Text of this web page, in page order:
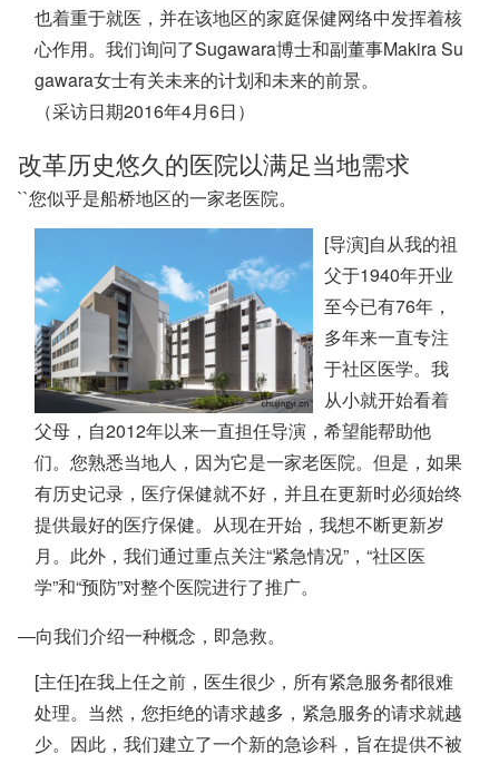
也着重于就医，并在该地区的家庭保健网络中发挥着核
心作用。我们询问了Sugawara博士和副董事Makira Su
gawara女士有关未来的计划和未来的前景。
（采访日期2016年4月6日）
改革历史悠久的医院以满足当地需求
``您似乎是船桥地区的一家老医院。
[导演]自从我的祖
父于1940年开业
至今已有76年，
多年来一直专注
于社区医学。我
从小就开始看着
父母，自2012年以来一直担任导演，希望能帮助他
们。您熟悉当地人，因为它是一家老医院。但是，如果
有历史记录，医疗保健就不好，并且在更新时必须始终
提供最好的医疗保健。从现在开始，我想不断更新岁
月。此外，我们通过重点关注“紧急情况”，“社区医
学”和“预防”对整个医院进行了推广。
―向我们介绍一种概念，即急救。
[主任]在我上任之前，医生很少，所有紧急服务都很难
处理。当然，您拒绝的请求越多，紧急服务的请求就越
少。因此，我们建立了一个新的急诊科，旨在提供不被